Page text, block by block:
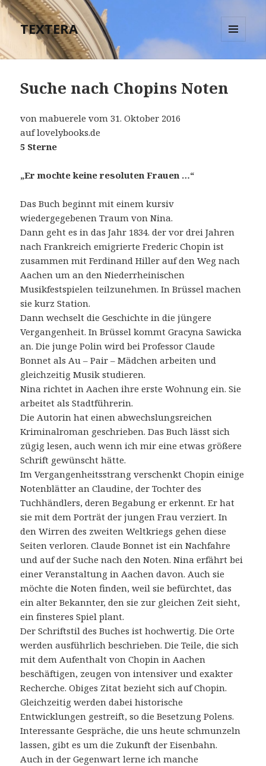
TEXTERA
Suche nach Chopins Noten
von mabuerele vom 31. Oktober 2016
auf lovelybooks.de
5 Sterne
„Er mochte keine resoluten Frauen …“
Das Buch beginnt mit einem kursiv
wiedergegebenen Traum von Nina.
Dann geht es in das Jahr 1834. der vor drei Jahren
nach Frankreich emigrierte Frederic Chopin ist
zusammen mit Ferdinand Hiller auf den Weg nach
Aachen um an den Niederrheinischen
Musikfestspielen teilzunehmen. In Brüssel machen
sie kurz Station.
Dann wechselt die Geschichte in die jüngere
Vergangenheit. In Brüssel kommt Gracyna Sawicka
an. Die junge Polin wird bei Professor Claude
Bonnet als Au – Pair – Mädchen arbeiten und
gleichzeitig Musik studieren.
Nina richtet in Aachen ihre erste Wohnung ein. Sie
arbeitet als Stadtführerin.
Die Autorin hat einen abwechslungsreichen
Kriminalroman geschrieben. Das Buch lässt sich
zügig lesen, auch wenn ich mir eine etwas größere
Schrift gewünscht hätte.
Im Vergangenheitsstrang verschenkt Chopin einige
Notenblätter an Claudine, der Tochter des
Tuchhändlers, deren Begabung er erkennt. Er hat
sie mit dem Porträt der jungen Frau verziert. In
den Wirren des zweiten Weltkriegs gehen diese
Seiten verloren. Claude Bonnet ist ein Nachfahre
und auf der Suche nach den Noten. Nina erfährt bei
einer Veranstaltung in Aachen davon. Auch sie
möchte die Noten finden, weil sie befürchtet, das
ein alter Bekannter, den sie zur gleichen Zeit sieht,
ein finsteres Spiel plant.
Der Schriftstil des Buches ist hochwertig. Die Orte
werden ausführlich beschrieben. Die Teile, die sich
mit dem Aufenthalt von Chopin in Aachen
beschäftigen, zeugen von intensiver und exakter
Recherche. Obiges Zitat bezieht sich auf Chopin.
Gleichzeitig werden dabei historische
Entwicklungen gestreift, so die Besetzung Polens.
Interessante Gespräche, die uns heute schmunzeln
lassen, gibt es um die Zukunft der Eisenbahn.
Auch in der Gegenwart lerne ich manche